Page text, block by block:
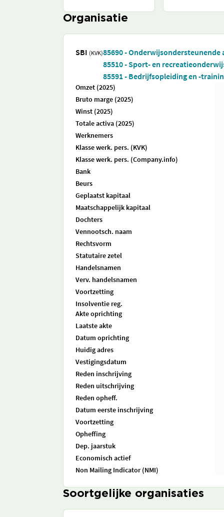
Organisatie
SBI (KVK)85690 -
85510 - Sport- en
85591 - Bedrijfsopleiding en -
Omzet (2025)
Bruto marge (2025)
Winst (2025)
Totale activa (2025)
Werknemers
Klasse werk. pers. (KVK)
Klasse werk. pers. (Company.info)
Bank
Beurs
Geplaatst kapitaal
Maatschappelijk kapitaal
Dochters
Vennootsch. naam
Rechtsvorm
Statutaire zetel
Handelsnamen
Verv. handelsnamen
Voortzetting
Insolventie reg.
Akte oprichting
Laatste akte
Datum oprichting
Huidig adres
Vestigingsdatum
Reden inschrijving
Reden uitschrijving
Reden opheff.
Datum eerste inschrijving
Voortzetting
Opheffing
Dep. jaarstuk
Economisch actief
Non Mailing Indicator (NMI)
Soortgelijke organisaties